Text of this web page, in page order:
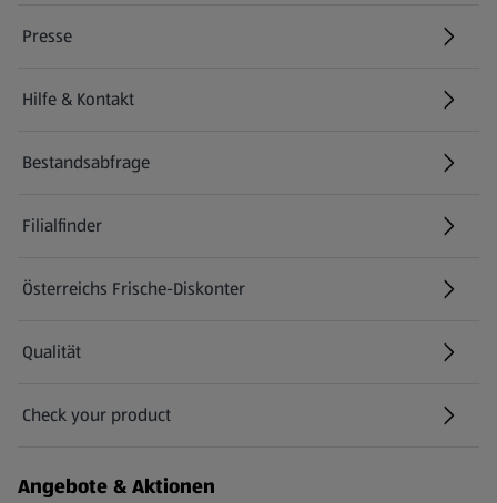
Presse
Hilfe & Kontakt
(öffnet in einem neuen Tab)
Bestandsabfrage
(öffnet in einem neuen Tab)
Filialfinder
Österreichs Frische-Diskonter
Qualität
Check your product
(öffnet in einem neuen Tab)
Angebote & Aktionen